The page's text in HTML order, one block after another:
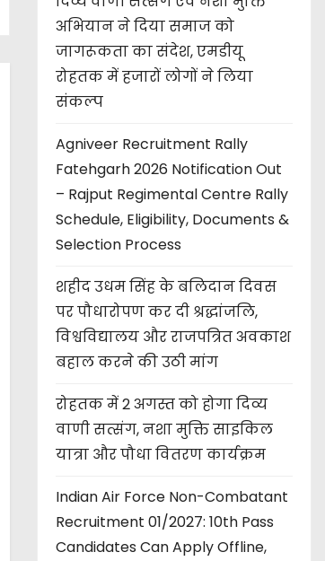
अभियान ने दिया समाज को
जागरूकता का संदेश, एमडीयू
रोहतक में हजारों लोगों ने लिया
संकल्प
Agniveer Recruitment Rally
Fatehgarh 2026 Notification Out
– Rajput Regimental Centre Rally
Schedule, Eligibility, Documents &
Selection Process
शहीद उधम सिंह के बलिदान दिवस
पर पौधारोपण कर दी श्रद्धांजलि,
विश्वविद्यालय और राजपत्रित अवकाश
बहाल करने की उठी मांग
रोहतक में 2 अगस्त को होगा दिव्य
वाणी सत्संग, नशा मुक्ति साइकिल
यात्रा और पौधा वितरण कार्यक्रम
Indian Air Force Non-Combatant
Recruitment 01/2027: 10th Pass
Candidates Can Apply Offline,